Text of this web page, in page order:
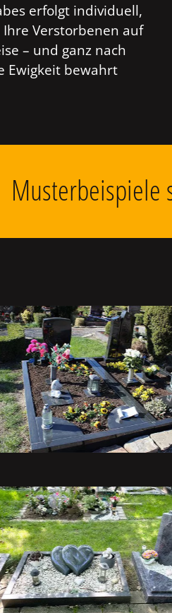
erfolgt individuell,
Verstorbenen auf
– und ganz nach
Ewigkeit bewahrt
Musterbeispiele